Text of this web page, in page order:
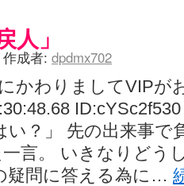
人」
作成者: dpdmx702
かわりましてVIPが
い？」 先の出来事で
言。 いきなりどう
疑問に答える為に…